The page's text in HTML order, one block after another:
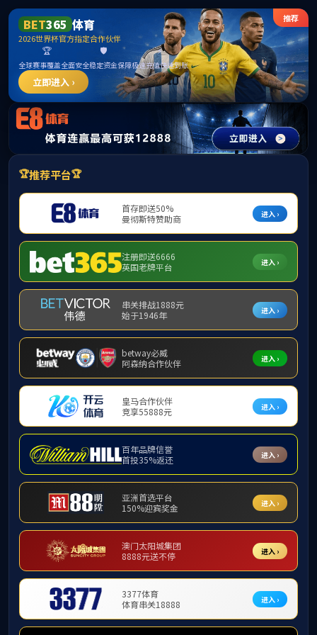
8827太阳集团(Macau)股份有限公司-
Official website
请输入验证码下载附件